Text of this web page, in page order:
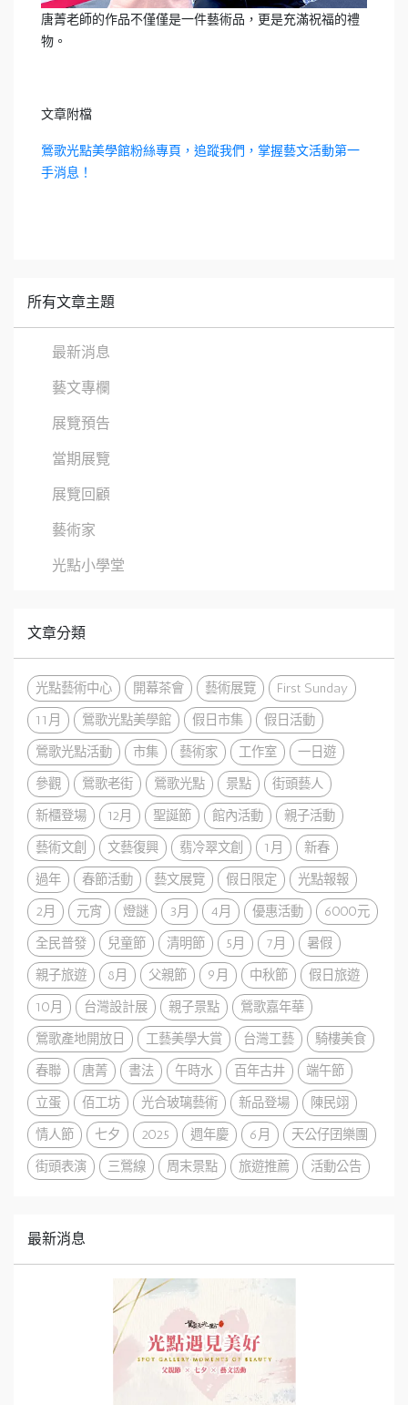
唐菁老師的作品不僅僅是一件藝術品，更是充滿祝福的禮
物。
文章附檔
鶯歌光點美學館粉絲專頁，追蹤我們，掌握藝文活動第一
手消息！
所有文章主題
最新消息
藝文專欄
展覽預告
當期展覽
展覽回顧
藝術家
光點小學堂
文章分類
光點藝術中心 開幕茶會 藝術展覽
First Sunday
11月
鶯歌光點美學館 假日市集
假日活動
鶯歌光點活動
市集 藝術家 工作室
一日遊
參觀
鶯歌老街 鶯歌光點 景點
街頭藝人
新櫃登場
12月 聖誕節 館內活動
親子活動
藝術文創
文藝復興 翡冷翠文創 1月
新春
過年
春節活動 藝文展覽 假日限定
光點報報
2月
元宵 燈謎 3月 4月 優惠活動
6000元
全民普發
兒童節 清明節 5月 7月
暑假
親子旅遊
8月 父親節 9月 中秋節
假日旅遊
10月
台灣設計展 親子景點
鶯歌嘉年華
鶯歌產地開放日
工藝美學大賞 台灣工藝
騎樓美食
春聯
唐菁 書法 午時水 百年古井
端午節
立蛋
佰工坊 光合玻璃藝術 新品登場
陳民翊
情人節
七夕 2025 週年慶 6月
天公仔囝樂團
街頭表演
三鶯線 周末景點 旅遊推薦 活動公告
最新消息